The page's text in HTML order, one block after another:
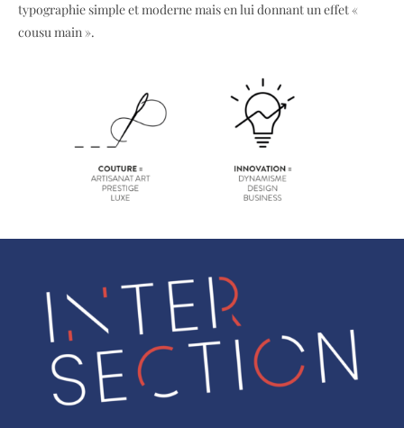
typographie simple et moderne mais en lui donnant un effet «
cousu main ».